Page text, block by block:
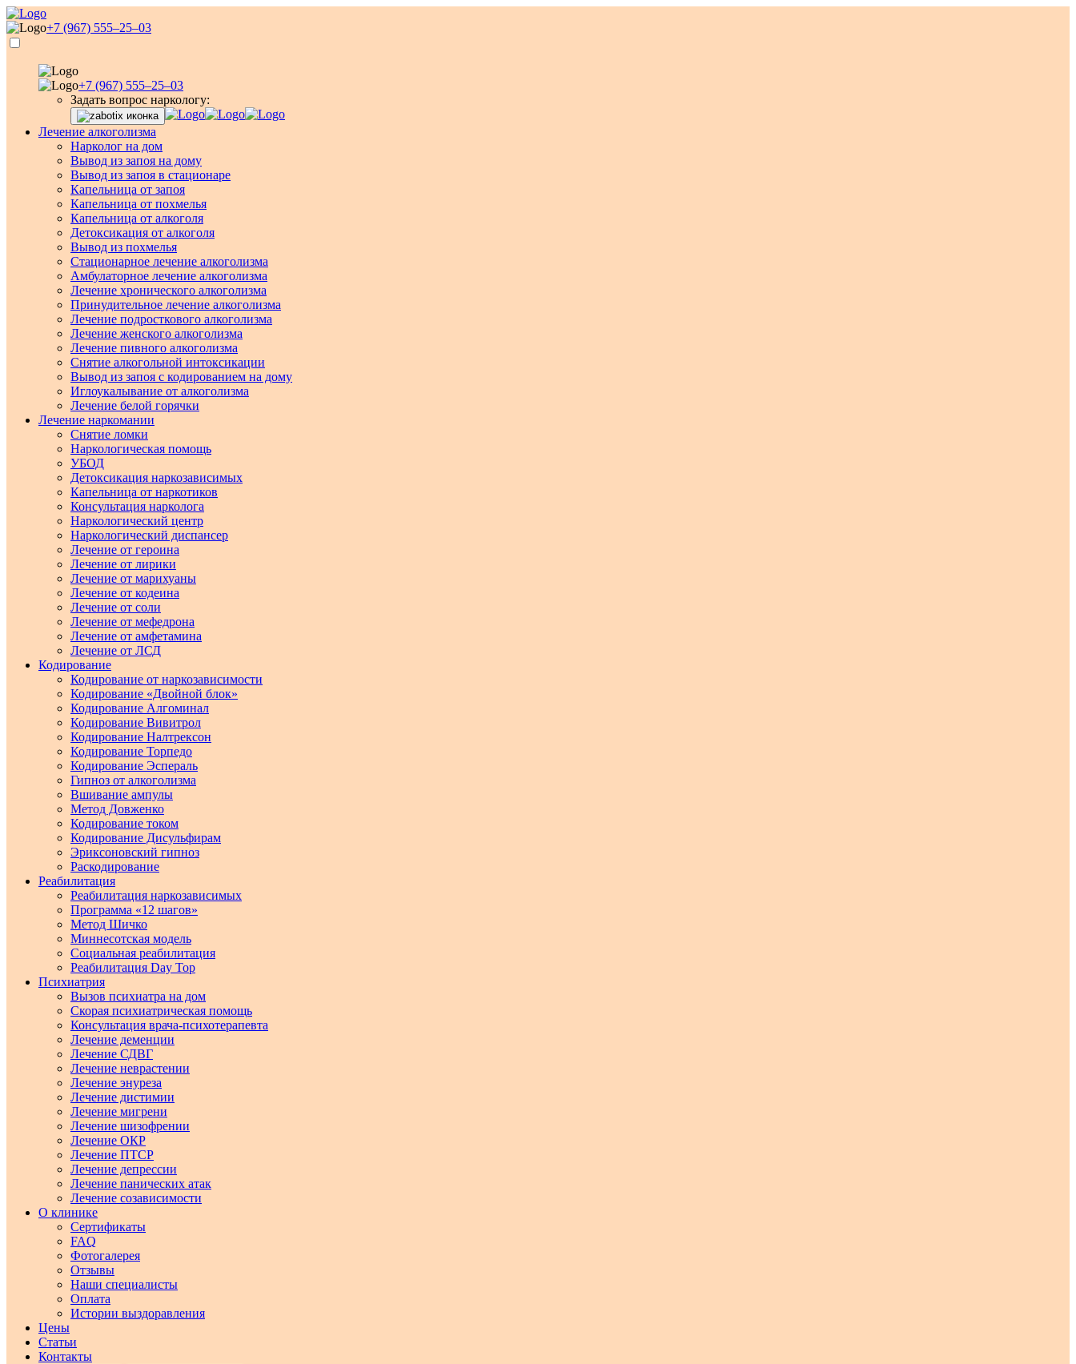
+7 (967) 555–25–03
+7 (967) 555–25–03
Задать вопрос наркологу:
Лечение алкоголизма
Нарколог на дом
Вывод из запоя на дому
Вывод из запоя в стационаре
Капельница от запоя
Капельница от похмелья
Капельница от алкоголя
Детоксикация от алкоголя
Вывод из похмелья
Стационарное лечение алкоголизма
Амбулаторное лечение алкоголизма
Лечение хронического алкоголизма
Принудительное лечение алкоголизма
Лечение подросткового алкоголизма
Лечение женского алкоголизма
Лечение пивного алкоголизма
Снятие алкогольной интоксикации
Вывод из запоя с кодированием на дому
Иглоукалывание от алкоголизма
Лечение белой горячки
Лечение наркомании
Снятие ломки
Наркологическая помощь
УБОД
Детоксикация наркозависимых
Капельница от наркотиков
Консультация нарколога
Наркологический центр
Наркологический диспансер
Лечение от героина
Лечение от лирики
Лечение от марихуаны
Лечение от кодеина
Лечение от соли
Лечение от мефедрона
Лечение от амфетамина
Лечение от ЛСД
Кодирование
Кодирование от наркозависимости
Кодирование «Двойной блок»
Кодирование Алгоминал
Кодирование Вивитрол
Кодирование Налтрексон
Кодирование Торпедо
Кодирование Эспераль
Гипноз от алкоголизма
Вшивание ампулы
Метод Довженко
Кодирование током
Кодирование Дисульфирам
Эриксоновский гипноз
Раскодирование
Реабилитация
Реабилитация наркозависимых
Программа «12 шагов»
Метод Шичко
Миннесотская модель
Социальная реабилитация
Реабилитация Day Top
Психиатрия
Вызов психиатра на дом
Скорая психиатрическая помощь
Консультация врача-психотерапевта
Лечение деменции
Лечение СДВГ
Лечение неврастении
Лечение энуреза
Лечение дистимии
Лечение мигрени
Лечение шизофрении
Лечение ОКР
Лечение ПТСР
Лечение депрессии
Лечение панических атак
Лечение созависимости
О клинике
Сертификаты
FAQ
Фотогалерея
Отзывы
Наши специалисты
Оплата
Истории выздоравления
Цены
Статьи
Контакты